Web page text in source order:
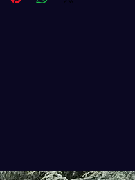
d'entretien : Au fil du
et l'entretien des